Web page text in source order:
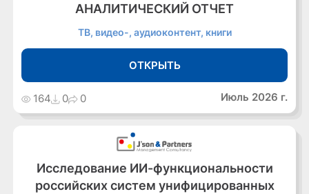
АНАЛИТИЧЕСКИЙ ОТЧЕТ
ТВ, видео-, аудиоконтент, книги
ОТКРЫТЬ
164 0 0 Июль 2026 г.
Исследование ИИ-функциональности
российских систем унифицированных